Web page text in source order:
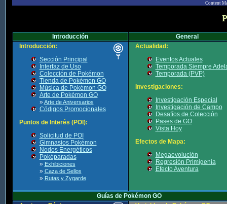
Content
Introducción
General
Introducción:
Sección Principal
Interfaz de Uso
Colección de Pokémon
Tienda de Pokémon GO
Música de Pokémon GO
Arte de Pokémon GO
» Arte de Aniversarios
Códigos Promocionales
Puntos de Interés (POI):
Solicitud de POI
Gimnasios Pokémon
Nodos Energéticos
Poképaradas
» Exhibiciones
» Caza de Sellos
» Rutas y Zygarde
Actualidad:
Eventos Actuales
Temporada Siempre
Temporada (PVP)
Investigaciones:
Investigación Especial
Investigación de Campo
Desafíos de Colección
Pases de GO
Vista Hoy
Efectos de Mapa:
Megaevolución
Regresión Primigenia
Efecto Aventura
Guías de Pokémon GO